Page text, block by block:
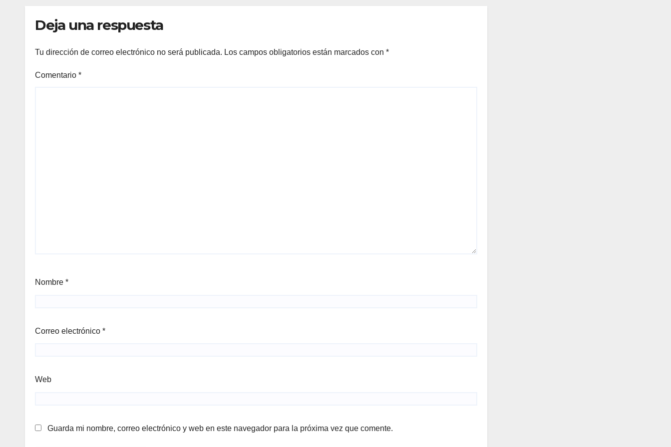
Deja una respuesta
Tu dirección de correo electrónico no será publicada. Los campos obligatorios están marcados con *
Comentario *
Nombre *
Correo electrónico *
Web
Guarda mi nombre, correo electrónico y web en este navegador para la próxima vez que comente.